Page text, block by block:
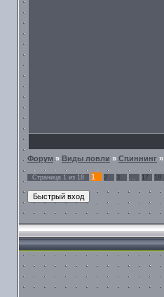
Форум» Виды ловли »Спиннинг »
Страница 1 из 18 1 2 3 … 17 18